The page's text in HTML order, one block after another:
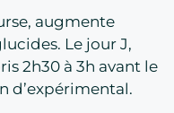
augmente
Le jour J,
2h30 à 3h avant le
d’expérimental.